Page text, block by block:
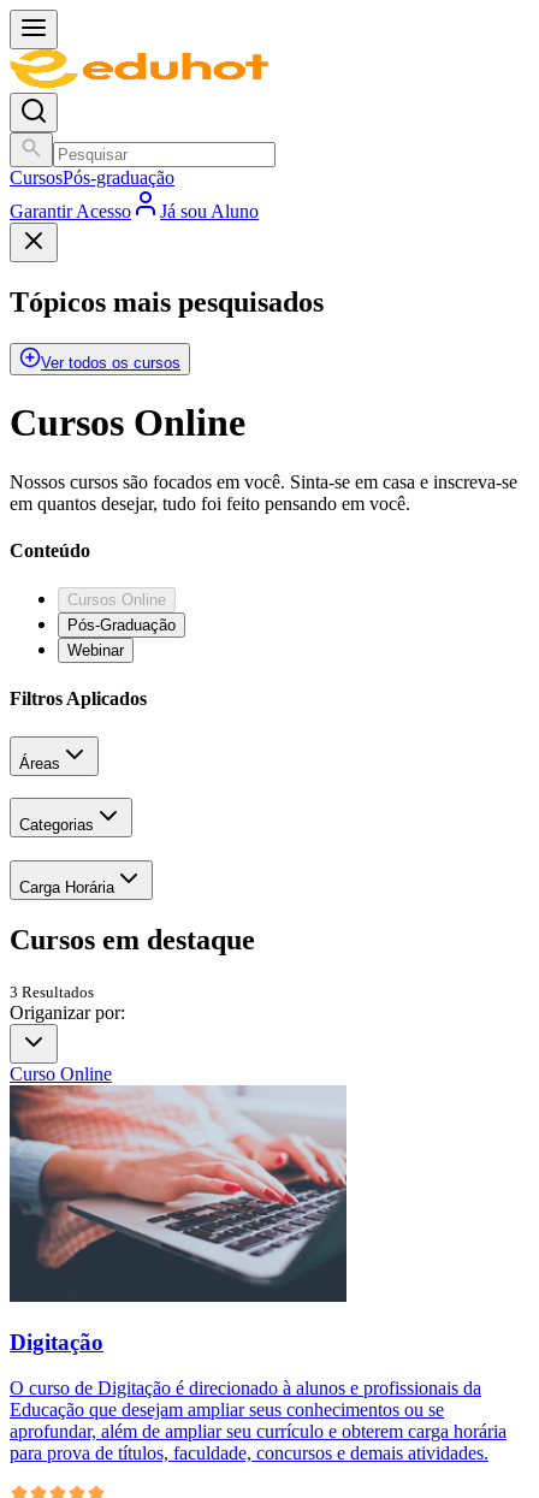
CursosPós-graduação
Garantir Acesso
Já sou Aluno
Tópicos mais pesquisados
Ver todos os cursos
Cursos Online
Nossos cursos são focados em você. Sinta-se em casa e inscreva-se
em quantos desejar, tudo foi feito pensando em você.
Conteúdo
Cursos Online
Pós-Graduação
Webinar
Filtros Aplicados
Áreas
Categorias
Carga Horária
Cursos em destaque
3 Resultados
Origanizar por:
Curso Online
Digitação
O curso de Digitação é direcionado à alunos e profissionais da
Educação que desejam ampliar seus conhecimentos ou se
aprofundar, além de ampliar seu currículo e obterem carga horária
para prova de títulos, faculdade, concursos e demais atividades.